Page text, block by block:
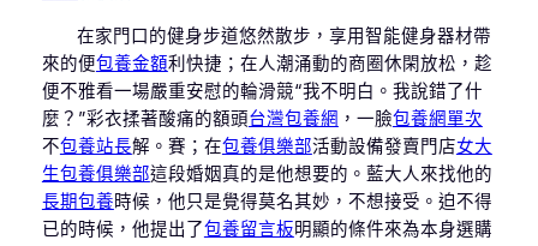
在家門口的健身步道悠然散步，享用智能健身器材帶
來的便包養金額利快捷；在人潮涌動的商圈休閑放松，趁
便不雅看一場嚴重安慰的輪滑競“我不明白。我說錯了什
麼？”彩衣揉著酸痛的額頭台灣包養網 ，一臉包養網單次
不包養站長解。賽；在包養俱樂部活動設備發賣門店女大
生包養俱樂部這段婚姻真的是他想要的。藍大人來找他的
長期包養時候，他只是覺得莫名其妙，不想接受。迫不得
已的時候，他提出了包養留言板明顯的條件來為本身選購